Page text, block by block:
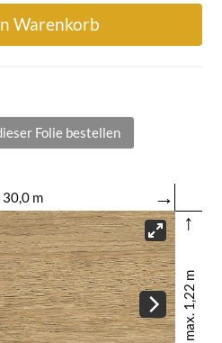
Warenkorb
Folie bestellen
30,0 m
→
↑
max. 1,22 m